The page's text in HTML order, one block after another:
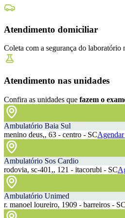
Atendimento domiciliar
Coleta com a segurança do laboratório
Atendimento nas unidades
Confira as unidades que fazem o
Ambulatório Baia Sul
menino deus,, 63 - centro - SCAgendar
Ambulatório Sos Cardio
rodovia, sc-401,, 121 - itacorubi - SC
Ambulatório Unimed
r. manoel loureiro, 1909 - barreiros - SC